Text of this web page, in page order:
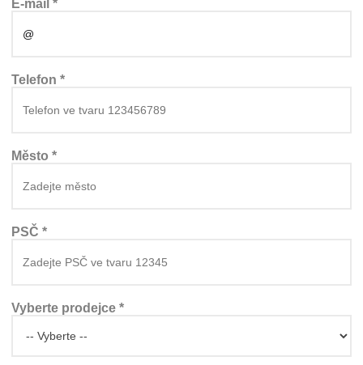
E-mail *
Telefon *
Město *
PSČ *
Vyberte prodejce *